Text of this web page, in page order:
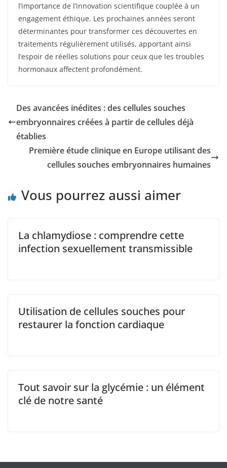
l’importance de l’innovation scientifique couplée à un
engagement éthique. Les prochaines années seront
déterminantes pour transformer ces découvertes en
traitements régulièrement utilisés, apportant ainsi
l’espoir de réelles solutions pour ceux que les troubles
hormonaux affectent profondément.
Des avancées inédites : des cellules souches
embryonnaires créées à partir de cellules déjà
établies
Première étude clinique en Europe utilisant des
cellules souches embryonnaires humaines
Vous pourrez aussi aimer
La chlamydiose : comprendre cette
infection sexuellement transmissible
Utilisation de cellules souches pour
restaurer la fonction cardiaque
Tout savoir sur la glycémie : un élément
clé de notre santé